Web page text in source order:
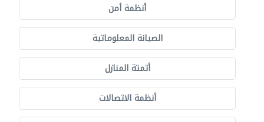
أنظمة أمن
الصيانة المعلوماتية
أتمتة المنازل
أنظمة الاتصالات